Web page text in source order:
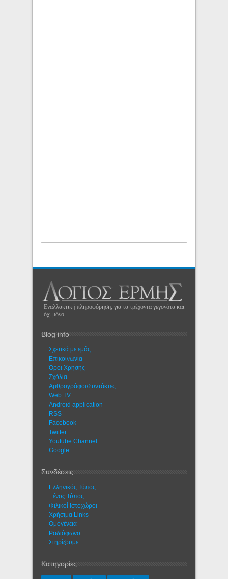
Εναλλακτική πληροφόρηση, για τα τρέχοντα γεγονότα και
όχι μόνο...
Blog info
Σχετικά με εμάς
Eπικοινωνία
Όροι Χρήσης
Σχόλια
Αρθρογράφοι/Συντάκτες
Web TV
Android application
RSS
Facebook
Twitter
Youtube Channel
Google+
Συνδέσεις
Ελληνικός Τύπος
Ξένος Τύπος
Φιλικοί Ιστοχώροι
Χρήσιμα Links
Ομογένεια
Ραδιόφωνο
Στηρίζουμε
Κατηγορίες